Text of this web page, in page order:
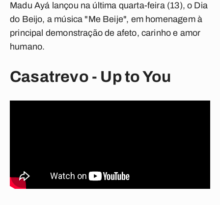
Madu Ayá lançou na última quarta-feira (13), o Dia
do Beijo, a música "Me Beije", em homenagem à
principal demonstração de afeto, carinho e amor
humano.
Casatrevo - Up to You